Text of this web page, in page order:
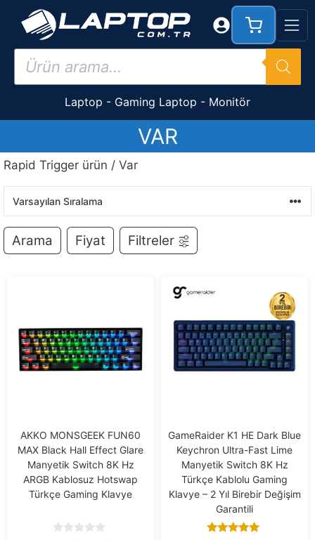
İçeriğe
Products
search
Laptop - Gaming Laptop - Monitör
VAR
Rapid Trigger ürün / Var
Arama Fiyat Filtreler
AKKO MONSGEEK FUN60
MAX Black Hall Effect Glare
Manyetik Switch 8K Hz
ARGB Kablosuz Hotswap
Türkçe Gaming Klavye
GameRaider K1 HE Dark Blue
Keychron Ultra-Fast Lime
Manyetik Switch 8K Hz
Türkçe Kablolu Gaming
Klavye – 2 Yıl Birebir Değişim
Garantili